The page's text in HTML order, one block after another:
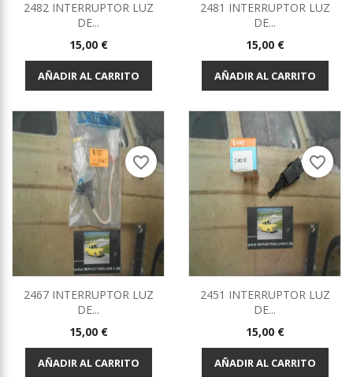
2482 INTERRUPTOR LUZ
DE...
Precio
15,00 €
AÑADIR AL CARRITO
2481 INTERRUPTOR LUZ
DE...
Precio
15,00 €
AÑADIR AL CARRITO
2467 INTERRUPTOR LUZ
DE...
Precio
15,00 €
AÑADIR AL CARRITO
favorite_border
2451 INTERRUPTOR LUZ
DE...
Precio
15,00 €
AÑADIR AL CARRITO
favorite_border